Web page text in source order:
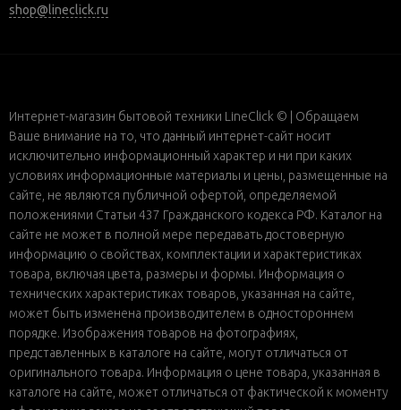
shop@lineclick.ru
Интернет-магазин бытовой техники LineClick © | Обращаем
Ваше внимание на то, что данный интернет-сайт носит
исключительно информационный характер и ни при каких
условиях информационные материалы и цены, размещенные на
сайте, не являются публичной офертой, определяемой
положениями Статьи 437 Гражданского кодекса РФ. Каталог на
сайте не может в полной мере передавать достоверную
информацию о свойствах, комплектации и характеристиках
товара, включая цвета, размеры и формы. Информация о
технических характеристиках товаров, указанная на сайте,
может быть изменена производителем в одностороннем
порядке. Изображения товаров на фотографиях,
представленных в каталоге на сайте, могут отличаться от
оригинального товара. Информация о цене товара, указанная в
каталоге на сайте, может отличаться от фактической к моменту